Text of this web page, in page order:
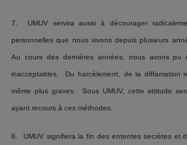
7. UMUV servira aussi à décourager
personnelles que nous vivons depuis plusieurs
Au cours des dernières années, nous avons pu
inacceptables. Du harcèlement, de la diffamation
même plus graves. Sous UMUV, cette attitude
ayant recours à ces méthodes.
8. UMUV signifiera la fin des ententes secrètes et